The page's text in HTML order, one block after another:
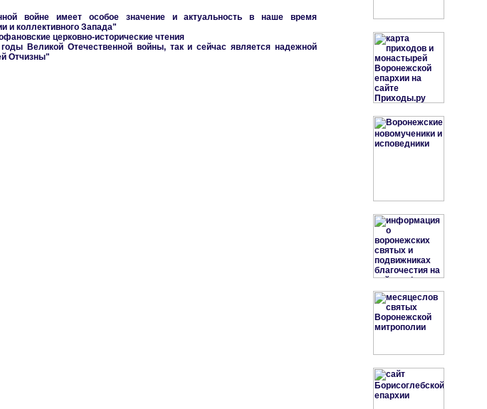
войне имеет особое значение и актуальность в наше время
и коллективного Запада"
церковно-исторические чтения
Великой Отечественной войны, так и сейчас является надежной
Отчизны"